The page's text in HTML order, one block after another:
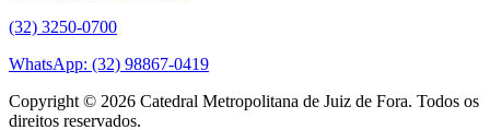
(32) 3250-0700
WhatsApp: (32) 98867-0419
Copyright © 2026 Catedral Metropolitana de Juiz de Fora. Todos os
direitos reservados.